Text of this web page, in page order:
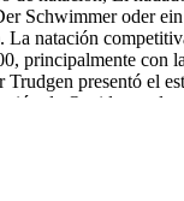
Schwimmer oder
La natación
principalmente con
presentó el
de Occidente,
americanos.
Trudgen
estilo crol. La
modernos en